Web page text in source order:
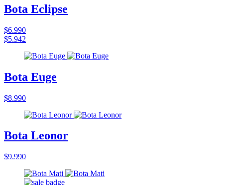
Bota Eclipse
$6.990
$5.942
Bota Euge
$8.990
Bota Leonor
$9.990